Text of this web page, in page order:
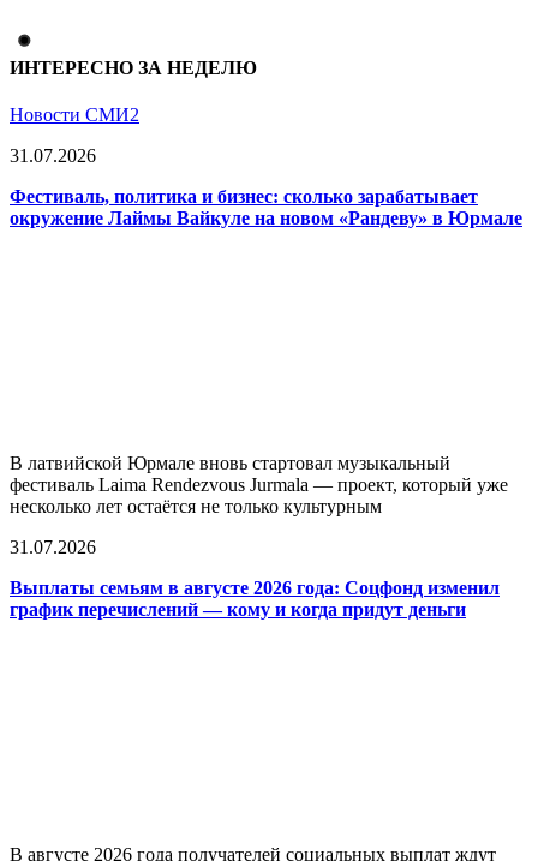
ИНТЕРЕСНО ЗА НЕДЕЛЮ
Новости СМИ2
31.07.2026
Фестиваль, политика и бизнес: сколько зарабатывает
окружение Лаймы Вайкуле на новом «Рандеву» в Юрмале
В латвийской Юрмале вновь стартовал музыкальный
фестиваль Laima Rendezvous Jurmala — проект, который уже
несколько лет остаётся не только культурным
31.07.2026
Выплаты семьям в августе 2026 года: Соцфонд изменил
график перечислений — кому и когда придут деньги
В августе 2026 года получателей социальных выплат ждут